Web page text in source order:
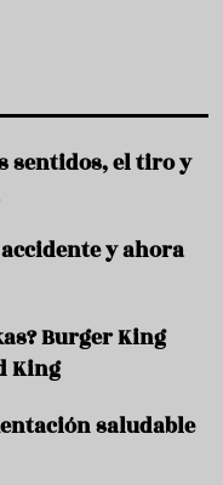
sentidos, el tiro y
y ahora
Burger King
King
saludable